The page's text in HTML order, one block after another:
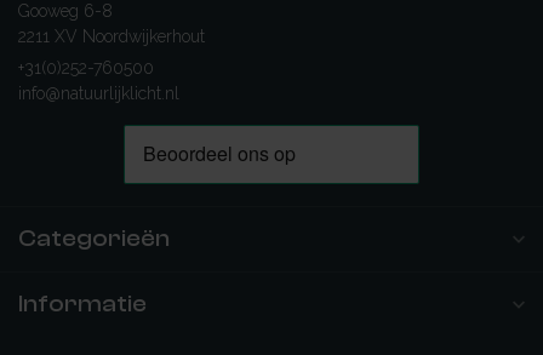
Gooweg 6-8
2211 XV Noordwijkerhout
+31(0)252-760500
info@natuurlijklicht.nl
Categorieën
Informatie